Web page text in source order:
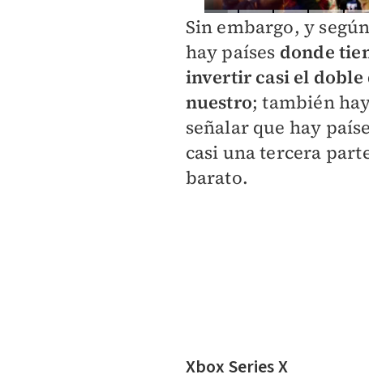
Sin embargo, y
hay países donde
invertir casi el doble
nuestro; también
señalar que hay
casi una tercera
barato.
Xbox Series X